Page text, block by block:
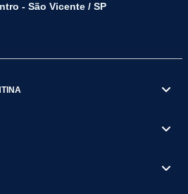
- São Vicente / SP